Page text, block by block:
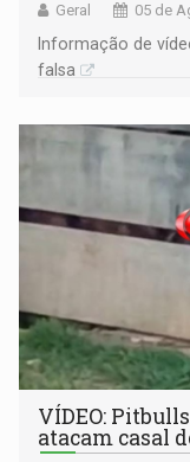
Geral 05 de
Informação de
falsa
VÍDEO:
atacam casal